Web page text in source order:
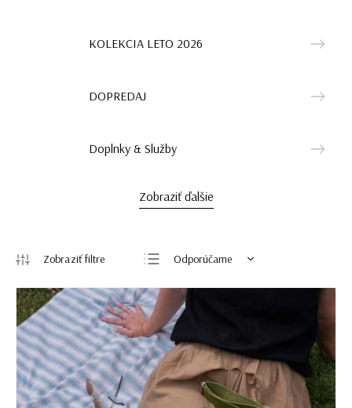
KOLEKCIA LETO 2026
DOPREDAJ
Doplnky & Služby
Zobraziť ďalšie
Odporúčame
Najdrahšie
Najpredávanejšie
Abecedne